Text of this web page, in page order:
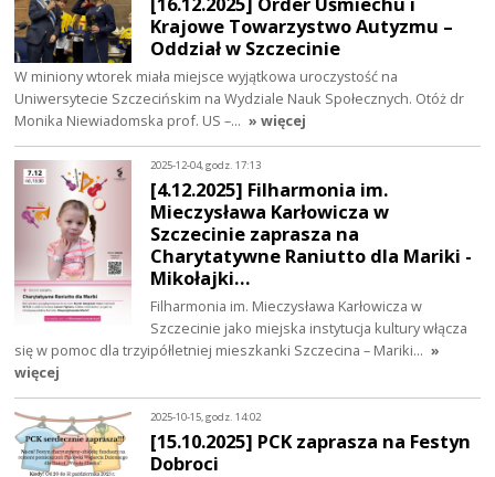
Krajowe Towarzystwo Autyzmu –
Oddział w Szczecinie
W miniony wtorek miała miejsce wyjątkowa uroczystość na
Uniwersytecie Szczecińskim na Wydziale Nauk Społecznych. Otóż dr
Monika Niewiadomska prof. US –… » więcej
2025-12-04, godz. 17:13
[4.12.2025] Filharmonia im.
Mieczysława Karłowicza w
Szczecinie zaprasza na
Charytatywne Raniutto dla Mariki -
Mikołajki…
Filharmonia im. Mieczysława Karłowicza w
Szczecinie jako miejska instytucja kultury włącza
się w pomoc dla trzyipółletniej mieszkanki Szczecina – Mariki… »
więcej
2025-10-15, godz. 14:02
[15.10.2025] PCK zaprasza na Festyn
Dobroci